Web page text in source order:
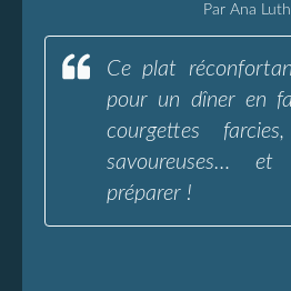
Par Ana
Ce plat
pour un dîner en
courgettes
savoureuses…
préparer !